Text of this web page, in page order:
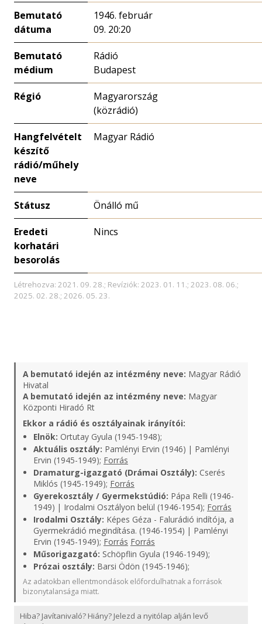
Bemutató
dátuma
1946. február
09. 20:20
Bemutató
médium
Rádió
Budapest
Régió
Magyarország
(közrádió)
Hangfelvételt
készítő
rádió/műhely
neve
Magyar Rádió
Státusz Önálló mű
Eredeti
korhatári
besorolás
Nincs
Létrehozva: 2021. 09. 28.; Revíziók: 2023. 01. 11.; 2023. 08. 06.;
2025. 02. 28.; 2026. 05. 23.
A bemutató idején az intézmény neve: Magyar Rádió
Hivatal
A bemutató idején az intézmény neve: Magyar
Központi Hiradó Rt
Ekkor a rádió és osztályainak irányítói:
Elnök: Ortutay Gyula (1945-1948);
Aktuális osztály: Pamlényi Ervin (1946) | Pamlényi
Ervin (1945-1949); Forrás
Dramaturg-igazgató (Drámai Osztály): Cserés
Miklós (1945-1949); Forrás
Gyerekosztály / Gyermekstúdió: Pápa Relli (1946-
1949) | Irodalmi Osztályon belül (1946-1954); Forrás
Irodalmi Osztály: Képes Géza - Falurádió indítója, a
Gyermekrádió megindítása. (1946-1954) | Pamlényi
Ervin (1945-1949); Forrás Forrás
Műsorigazgató: Schöpflin Gyula (1946-1949);
Prózai osztály: Barsi Ödön (1945-1946);
Az adatokban ellentmondások előfordulhatnak a források
bizonytalansága miatt.
Hiba? Javítanivaló? Hiány? Jelezd a nyitólap alján levő